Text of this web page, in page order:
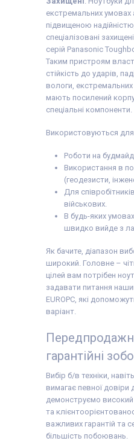
екстремальних умовах
підвищеною
спеціалізовані
серій Panasonic
Таким пристроям
стійкість до ударів,
вологи,
мають посилений
спеціальні компоненти.
Використовуються
Роботи на
Використання в
(геодезисти,
Для
військових.
В будь-яких
швидко вийде з
Як бачите, діапазон
широкий. Головне –
цілей вам потрібен
задавати питання
EUROPC, які
варіант.
гарантійні
Вибір б/в техніки,
вимагає певної довіри
демонструємо високий
та
важливих гарантій та
більшість побоювань.